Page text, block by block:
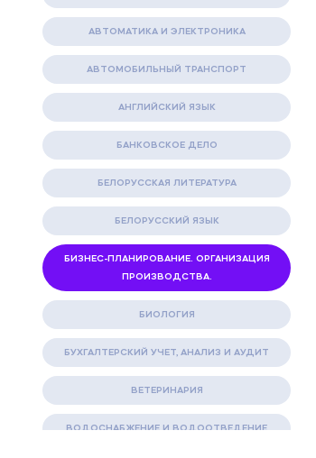
АВТОМАТИКА И ЭЛЕКТРОНИКА
АВТОМОБИЛЬНЫЙ ТРАНСПОРТ
АНГЛИЙСКИЙ ЯЗЫК
БАНКОВСКОЕ ДЕЛО
БЕЛОРУССКАЯ ЛИТЕРАТУРА
БЕЛОРУССКИЙ ЯЗЫК
БИЗНЕС-ПЛАНИРОВАНИЕ. ОРГАНИЗАЦИЯ
ПРОИЗВОДСТВА.
БИОЛОГИЯ
БУХГАЛТЕРСКИЙ УЧЕТ, АНАЛИЗ И АУДИТ
ВЕТЕРИНАРИЯ
ВОДОСНАБЖЕНИЕ И ВОДООТВЕДЕНИЕ